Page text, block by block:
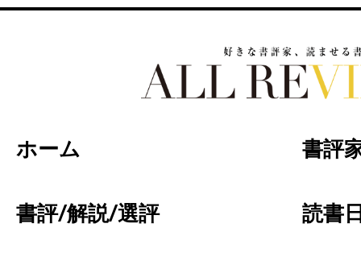
ホーム 書評
書評/解説/選評 読書